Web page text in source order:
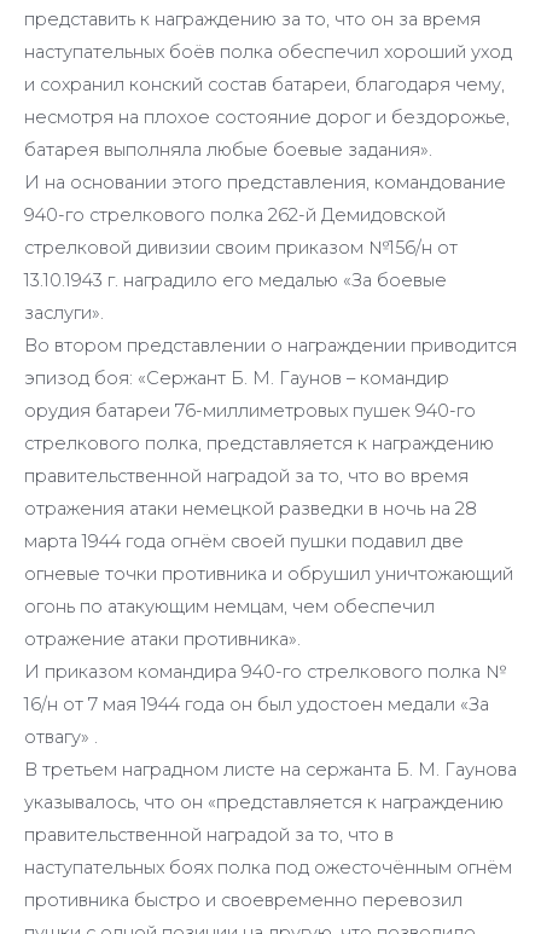
представить к награждению за то, что он за время
наступательных боёв полка обеспечил хороший уход
и сохранил конский состав батареи, благодаря чему,
несмотря на плохое состояние дорог и бездорожье,
батарея выполняла любые боевые задания».
И на основании этого представления, командование
940-го стрелкового полка 262-й Демидовской
стрелковой дивизии своим приказом №156/н от
13.10.1943 г. наградило его медалью «За боевые
заслуги».
Во втором представлении о награждении приводится
эпизод боя: «Сержант Б. М. Гаунов – командир
орудия батареи 76-миллиметровых пушек 940-го
стрелкового полка, представляется к награждению
правительственной наградой за то, что во время
отражения атаки немецкой разведки в ночь на 28
марта 1944 года огнём своей пушки подавил две
огневые точки противника и обрушил уничтожающий
огонь по атакующим немцам, чем обеспечил
отражение атаки противника».
И приказом командира 940-го стрелкового полка №
16/н от 7 мая 1944 года он был удостоен медали «За
отвагу» .
В третьем наградном листе на сержанта Б. М. Гаунова
указывалось, что он «представляется к награждению
правительственной наградой за то, что в
наступательных боях полка под ожесточённым огнём
противника быстро и своевременно перевозил